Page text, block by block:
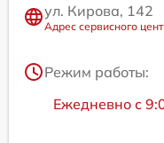
ул. Кирова, 142
Адрес сервисного
Режим работы:
Ежедневно с